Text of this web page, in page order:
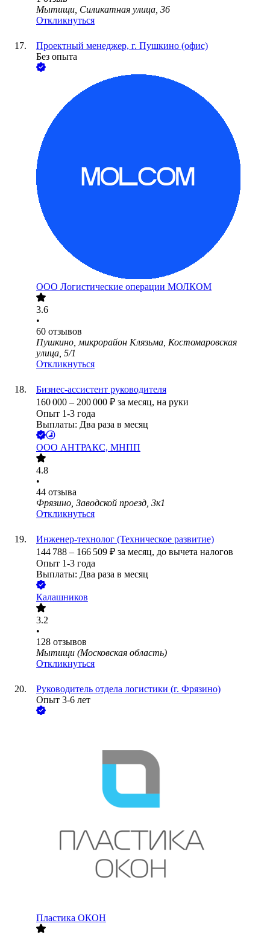
Мытищи, Силикатная улица, 36
Откликнуться
Проектный менеджер, г. Пушкино (офис)
Без опыта
ООО Логистические операции МОЛКОМ
3.6
•
60 отзывов
Пушкино, микрорайон Клязьма, Костомаровская
улица, 5/1
Откликнуться
Бизнес-ассистент руководителя
160 000 – 200 000 ₽ за месяц, на руки
Опыт 1-3 года
Выплаты: Два раза в месяц
ООО АНТРАКС, МНПП
4.8
•
44 отзыва
Фрязино, Заводской проезд, 3к1
Откликнуться
Инженер-технолог (Техническое развитие)
144 788 – 166 509 ₽ за месяц, до вычета налогов
Опыт 1-3 года
Выплаты: Два раза в месяц
Калашников
3.2
•
128 отзывов
Мытищи (Московская область)
Откликнуться
Руководитель отдела логистики (г. Фрязино)
Опыт 3-6 лет
Пластика ОКОН